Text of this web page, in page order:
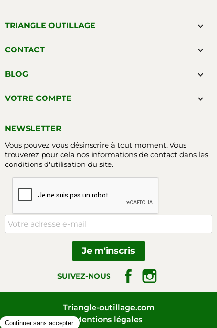
TRIANGLE OUTILLAGE 
CONTACT 
BLOG 
VOTRE COMPTE 
NEWSLETTER
Vous pouvez vous désinscrire à tout moment. Vous
trouverez pour cela nos informations de contact dans les
conditions d'utilisation du site.
SUIVEZ-NOUS Facebook
Triangle-outillage.com
Mentions légales